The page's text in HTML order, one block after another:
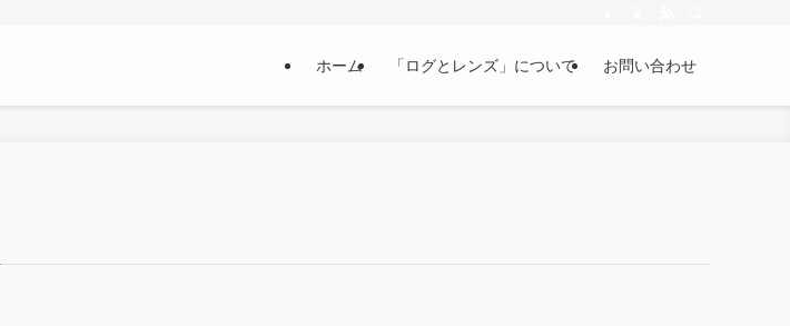
ホーム 「ログとレンズ」について お問い合わせ